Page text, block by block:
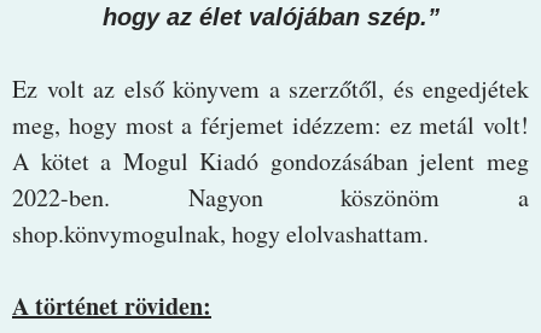
hogy az élet valójában szép.”
Ez volt az első könyvem a szerzőtől, és engedjétek
meg, hogy most a férjemet idézzem: ez metál volt!
A kötet a Mogul Kiadó gondozásában jelent meg
2022-ben. Nagyon köszönöm a
shop.könvymogulnak, hogy elolvashattam.
A történet röviden: